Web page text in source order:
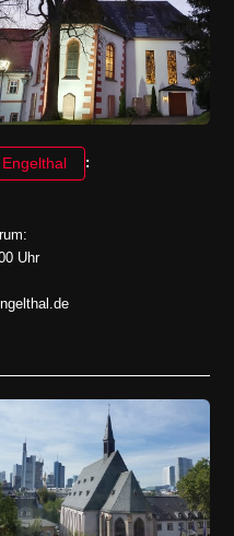
:
Uhr